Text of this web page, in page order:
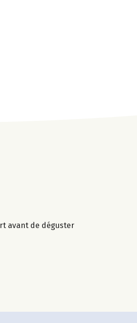
avant de déguster